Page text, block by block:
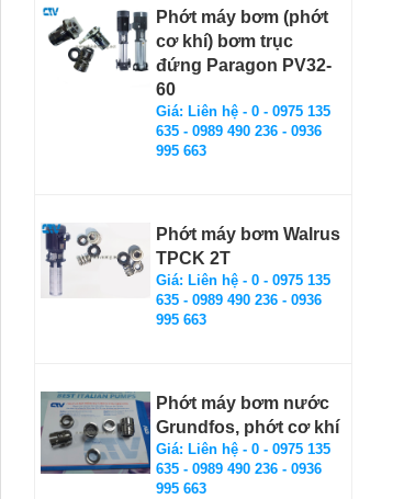
Phớt máy bơm (phớt
cơ khí) bơm trục
đứng Paragon PV32-
60
Giá: Liên hệ - 0 - 0975 135
635 - 0989 490 236 - 0936
995 663
Phớt máy bơm Walrus
TPCK 2T
Giá: Liên hệ - 0 - 0975 135
635 - 0989 490 236 - 0936
995 663
Phớt máy bơm nước
Grundfos, phớt cơ khí
Giá: Liên hệ - 0 - 0975 135
635 - 0989 490 236 - 0936
995 663